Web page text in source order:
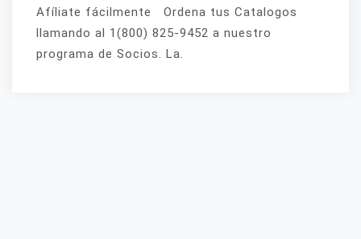
Afíliate fácilmente Ordena tus Catalogos
llamando al 1(800) 825-9452 a nuestro
programa de Socios. La.